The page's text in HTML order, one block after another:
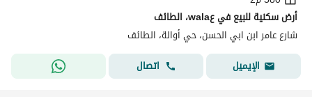
أرض سكنية للبيع في عwala، الطائف
شارع عامر ابن ابي الحسن، حي أوالة، الطائف
الإيميل
اتصال